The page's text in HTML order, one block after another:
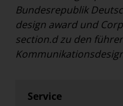
Bundesrepublik
design award und
section.d zu den
Service